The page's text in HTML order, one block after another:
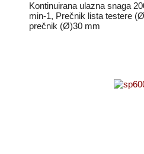
Kontinuirana ulazna snaga
min-1, Prečnik lista testere
prečnik (Ø)30 mm